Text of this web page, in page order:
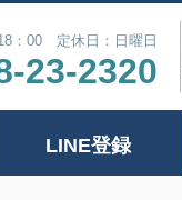
：00 定休日：日曜日
23-2320
LINE登録